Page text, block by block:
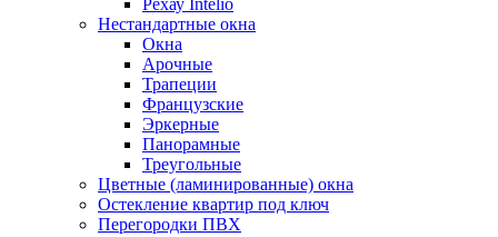
Рехау Intelio
Нестандартные окна
Окна
Арочные
Трапеции
Французские
Эркерные
Панорамные
Треугольные
Цветные (ламинированные) окна
Остекление квартир под ключ
Перегородки ПВХ